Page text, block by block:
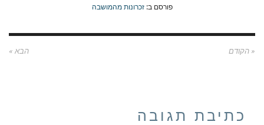
פורסם ב:זכרונות מהמושבה
« הקודם הבא »
כתיבת תגובה